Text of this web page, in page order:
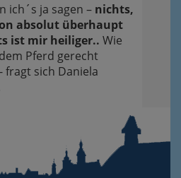
ich´s ja sagen – nichts,
absolut überhaupt
ist mir heiliger.. Wie
Pferd gerecht
fragt sich Daniela